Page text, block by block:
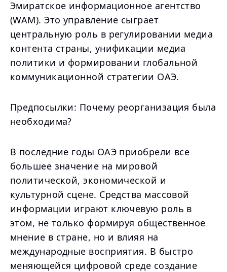
Эмиратское информационное агентство
(WAM). Это управление сыграет
центральную роль в регулировании медиа
контента страны, унификации медиа
политики и формировании глобальной
коммуникационной стратегии ОАЭ.
Предпосылки: Почему реорганизация была
необходима?
В последние годы ОАЭ приобрели все
большее значение на мировой
политической, экономической и
культурной сцене. Средства массовой
информации играют ключевую роль в
этом, не только формируя общественное
мнение в стране, но и влияя на
международные восприятия. В быстро
меняющейся цифровой среде создание